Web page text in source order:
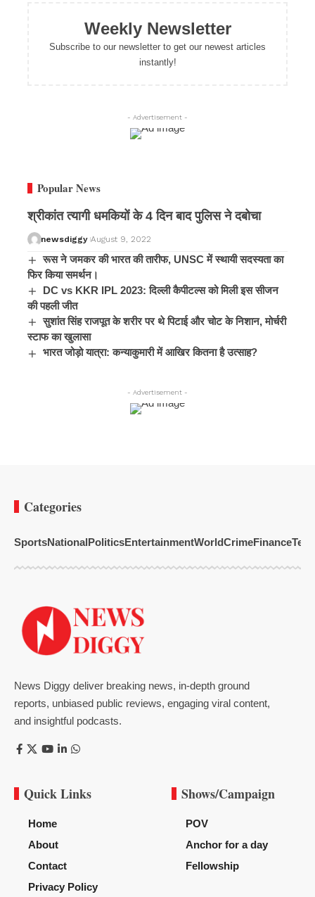
Weekly Newsletter
Subscribe to our newsletter to get our newest articles
instantly!
- Advertisement -
Popular News
श्रीकांत त्यागी धमकियों के 4 दिन बाद पुलिस ने दबोचा
newsdiggy August 9, 2022
रूस ने जमकर की भारत की तारीफ, UNSC में स्थायी सदस्यता का
फिर किया समर्थन।
DC vs KKR IPL 2023: दिल्ली कैपीटल्स को मिली इस सीजन
की पहली जीत
सुशांत सिंह राजपूत के शरीर पर थे पिटाई और चोट के निशान, मोर्चरी
स्टाफ का खुलासा
भारत जोड़ो यात्रा: कन्याकुमारी में आखिर कितना है उत्साह?
- Advertisement -
Categories
SportsNationalPoliticsEntertainmentWorldCrimeFinance
News Diggy deliver breaking news, in-depth ground
reports, unbiased public reviews, engaging viral content,
and insightful podcasts.
Quick Links
Home
About
Contact
Privacy Policy
Shows/Campaign
POV
Anchor for a day
Fellowship